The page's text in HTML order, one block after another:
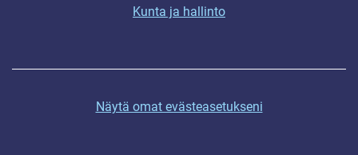
Kunta ja hallinto
Näytä omat evästeasetukseni